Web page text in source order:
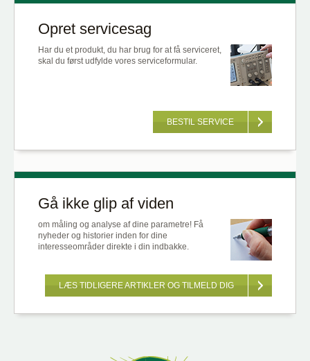
Opret servicesag
Har du et produkt, du har brug for at få serviceret,
skal du først udfylde vores serviceformular.
BESTIL SERVICE
Gå ikke glip af viden
om måling og analyse af dine parametre! Få
nyheder og historier inden for dine
interesseområder direkte i din indbakke.
LÆS TIDLIGERE ARTIKLER OG TILMELD DIG